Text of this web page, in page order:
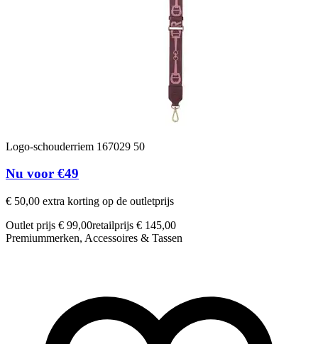
Logo-schouderriem 167029 50
Nu voor €49
€ 50,00 extra korting op de outletprijs
Outlet prijs € 99,00retailprijs € 145,00
Premiummerken, Accessoires & Tassen